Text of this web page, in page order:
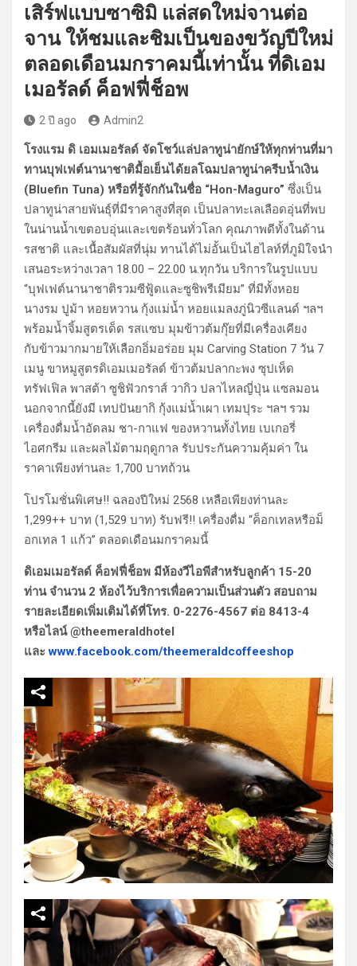
เสิร์ฟแบบซาซิมิ แล่สดใหม่จานต่อ
จาน ให้ชมและชิมเป็นของขวัญปีใหม่
ตลอดเดือนมกราคมนี้เท่านั้น ที่ดิเอม
เมอรัลด์ ค็อฟฟี่ช็อพ
2 ปี ago Admin2
โรงแรม ดิ เอมเมอรัลด์ จัดโชว์แล่ปลาทูน่ายักษ์ให้ทุกท่านที่มา
ทานบุฟเฟต์นานาชาติมื้อเย็นได้ยลโฉมปลาทูน่าครีบน้ำเงิน
(Bluefin Tuna) หรือที่รู้จักกันในชื่อ “Hon-Maguro” ซึ่งเป็น
ปลาทูน่าสายพันธุ์ที่มีราคาสูงที่สุด เป็นปลาทะเลเลือดอุ่นที่พบ
ในน่านน้ำเขตอบอุ่นและเขตร้อนทั่วโลก คุณภาพดีทั้งในด้าน
รสชาติ และเนื้อสัมผัสที่นุ่ม ทานได้ไม่อั้นเป็นไฮไลท์ที่ภูมิใจนำ
เสนอระหว่างเวลา 18.00 – 22.00 น.ทุกวัน บริการในรูปแบบ
“บุฟเฟต์นานาชาติรวมซีฟู้ดและซูชิพรีเมียม” ที่มีทั้งหอย
นางรม ปูม้า หอยหวาน กุ้งแม่น้ำ หอยแมลงภู่นิวซีแลนด์ ฯลฯ
พร้อมน้ำจิ้มสูตรเด็ด รสแซบ มุมข้าวต้มกุ๊ยที่มีเครื่องเคียง
กับข้าวมากมายให้เลือกอิ่มอร่อย มุม Carving Station 7 วัน 7
เมนู ขาหมูสูตรดิเอมเมอรัลด์ ข้าวต้มปลากะพง ซุปเห็ด
ทรัฟเฟิล พาสต้า ซูชิฟัวกราส์ วากิว ปลาไหลญี่ปุ่น แซลมอน
นอกจากนี้ยังมี เทปปันยากิ กุ้งแม่น้ำเผา เทมปุระ ฯลฯ รวม
เครื่องดื่มน้ำอัดลม ชา-กาแฟ ของหวานทั้งไทย เบเกอรี่
ไอศกรีม และผลไม้ตามฤดูกาล รับประกันความคุ้มค่า ใน
ราคาเพียงท่านละ 1,700 บาทถ้วน
โปรโมชั่นพิเศษ!! ฉลองปีใหม่ 2568 เหลือเพียงท่านละ
1,299++ บาท (1,529 บาท) รับฟรี!! เครื่องดื่ม “ค็อกเทลหรือม็
อกเทล 1 แก้ว” ตลอดเดือนมกราคมนี้
ดิเอมเมอรัลด์ ค็อฟฟี่ช็อพ มีห้องวีไอพีสำหรับลูกค้า 15-20
ท่าน จำนวน 2 ห้องไว้บริการเพื่อความเป็นส่วนตัว สอบถาม
รายละเอียดเพิ่มเติมได้ที่โทร. 0-2276-4567 ต่อ 8413-4
หรือไลน์ @theemeraldhotel
และwww.facebook.com/theemeraldcoffeeshop